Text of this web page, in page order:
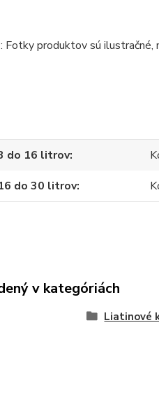
Fotky produktov sú ilustračné,
do 16 litrov
do 30 litrov
v kategóriách
Liatinové